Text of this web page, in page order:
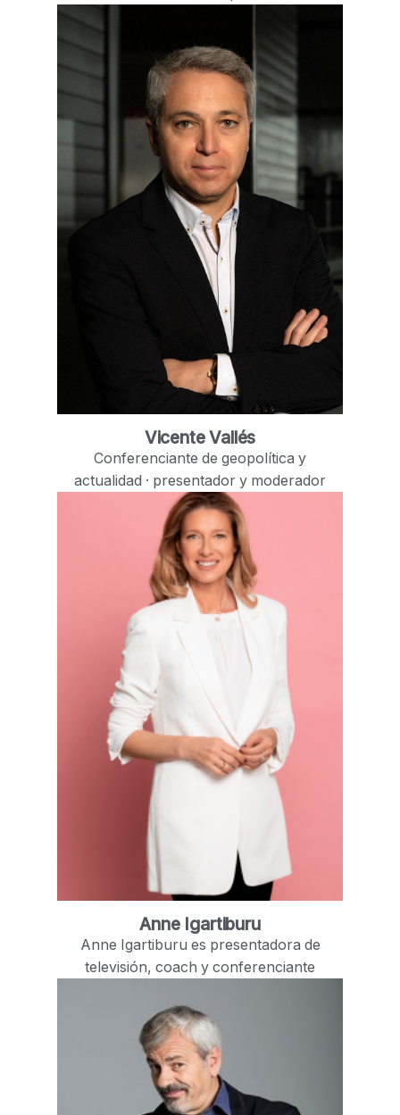
Vicente Vallés
Conferenciante de geopolítica y
actualidad · presentador y moderador
Anne Igartiburu
Anne Igartiburu es presentadora de
televisión, coach y conferenciante